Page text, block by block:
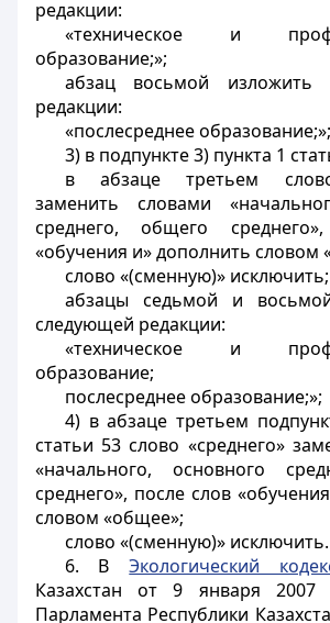
редакции:
«техническое и
образование;»;
абзац восьмой изложить
редакции:
«послесреднее образование;»;
3) в подпункте 3) пункта 1
в абзаце третьем
заменить словами
среднего, общего
«обучения и» дополнить словом
слово «(сменную)» исключить;
абзацы седьмой и
следующей редакции:
«техническое и
образование;
послесреднее образование;»;
4) в абзаце третьем
статьи 53 слово «среднего»
«начального, основного
среднего», после слов
словом «общее»;
слово «(сменную)» исключить.
6. ВЭкологический
Казахстан от 9 января 2007
Парламента Республики